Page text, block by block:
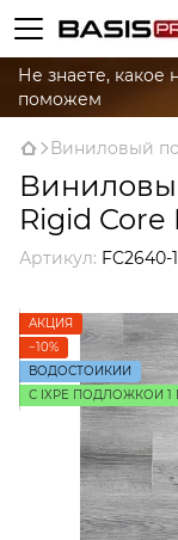
Не знаете,
поможем
Виниловый
Rigid Core
Артикул: FC2640-1
АКЦИЯ
−10%
ВОДОСТОЙКИЙ
С IXPE ПОДЛОЖКОЙ